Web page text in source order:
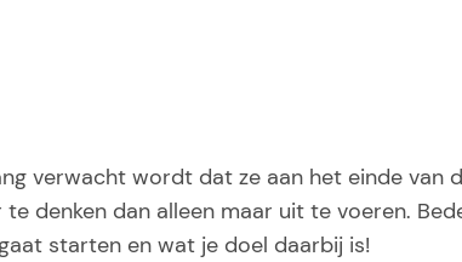
verwacht wordt dat ze aan het einde van
denken dan alleen maar uit te voeren.
starten en wat je doel daarbij is!